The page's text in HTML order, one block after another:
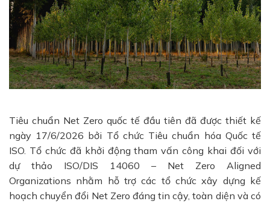
Tiêu chuẩn Net Zero quốc tế đầu tiên đã được thiết kế
ngày 17/6/2026 bởi Tổ chức Tiêu chuẩn hóa Quốc tế
ISO. Tổ chức đã khởi động tham vấn công khai đối với
dự thảo ISO/DIS 14060 – Net Zero Aligned
Organizations nhằm hỗ trợ các tổ chức xây dựng kế
hoạch chuyển đổi Net Zero đáng tin cậy, toàn diện và có